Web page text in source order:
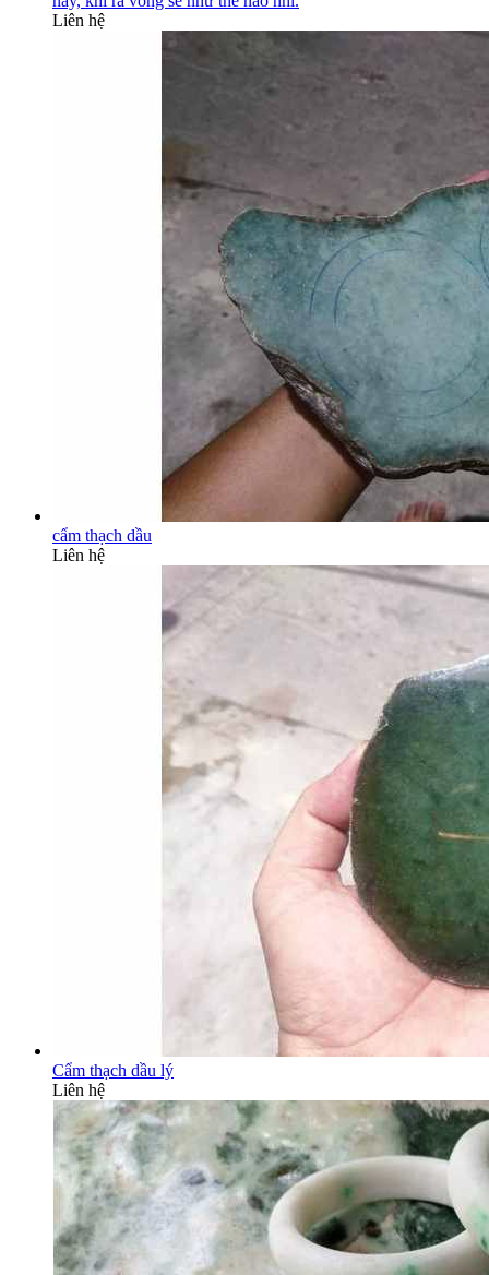
Liên hệ
cẩm thạch dầu
Liên hệ
Cẩm thạch dầu lý
Liên hệ